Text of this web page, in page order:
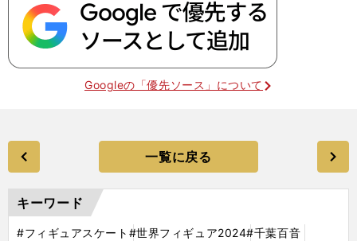
Googleの「優先ソース」について
一覧に戻る
キーワード
#フィギュアスケート #世界フィギュア2024#千葉百音